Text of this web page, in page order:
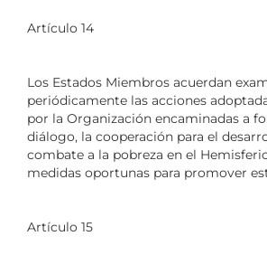
Artículo 14
Los Estados Miembros acuerdan
periódicamente las acciones
por la Organización encaminadas a
diálogo, la cooperación para el
combate a la pobreza en el
medidas oportunas para promover
Artículo 15